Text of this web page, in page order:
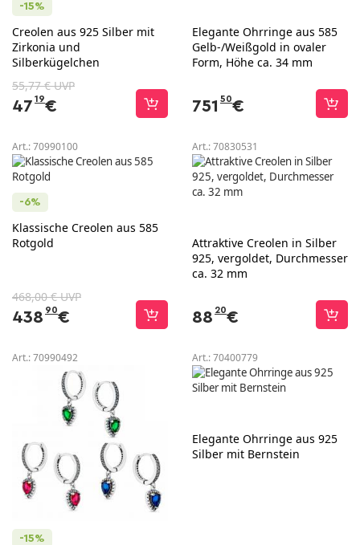
-15%
Creolen aus 925 Silber mit
Zirkonia und
Silberkügelchen
55,77 € UVP
47 19€
Elegante Ohrringe aus 585
Gelb-/Weißgold in ovaler
Form, Höhe ca. 34 mm
751 50€
Art.:70990100
-6%
Klassische Creolen aus 585
Rotgold
468,00 € UVP
438 90€
Art.:70830531
Attraktive Creolen in Silber
925, vergoldet, Durchmesser
ca. 32 mm
88 20€
Art.:70990492
-15%
Art.:70400779
Elegante Ohrringe aus 925
Silber mit Bernstein